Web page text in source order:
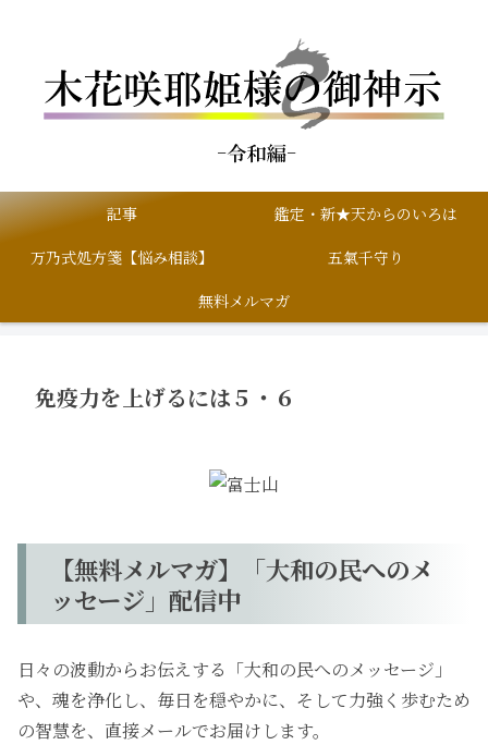
記事
鑑定・新★天からのいろは
万乃式処方箋【悩み相談】
五氣千守り
無料メルマガ
免疫力を上げるには５・６
【無料メルマガ】「大和の民へのメ
ッセージ」配信中
日々の波動からお伝えする「大和の民へのメッセージ」
や、魂を浄化し、毎日を穏やかに、そして力強く歩むため
の智慧を、直接メールでお届けします。